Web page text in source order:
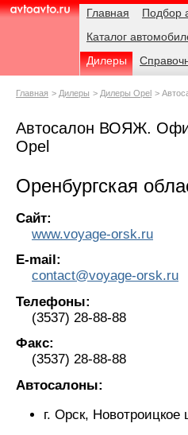
AvtoAvto.ru
Навигация Главная
Подбор
Каталог
Дилеры
Родительские
Главная Дилеры Дилеры Opel
Автосалон ВОЯЖ.
Opel
Оренбургская
Сайт:
www.voyage-orsk.ru
E-mail:
contact@voyage-orsk.ru
Телефоны:
(3537) 28-88-88
Факс:
(3537) 28-88-88
Автосалоны:
г. Орск,